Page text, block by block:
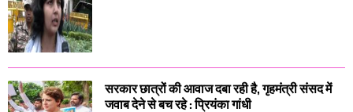
सरकार छात्रों की आवाज दबा रही है, गृहमंत्री संसद में
जवाब देने से बच रहे : प्रियंका गांधी